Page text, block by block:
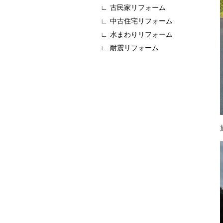
古民家リフォーム
中古住宅リフォーム
水まわりリフォーム
耐震リフォーム